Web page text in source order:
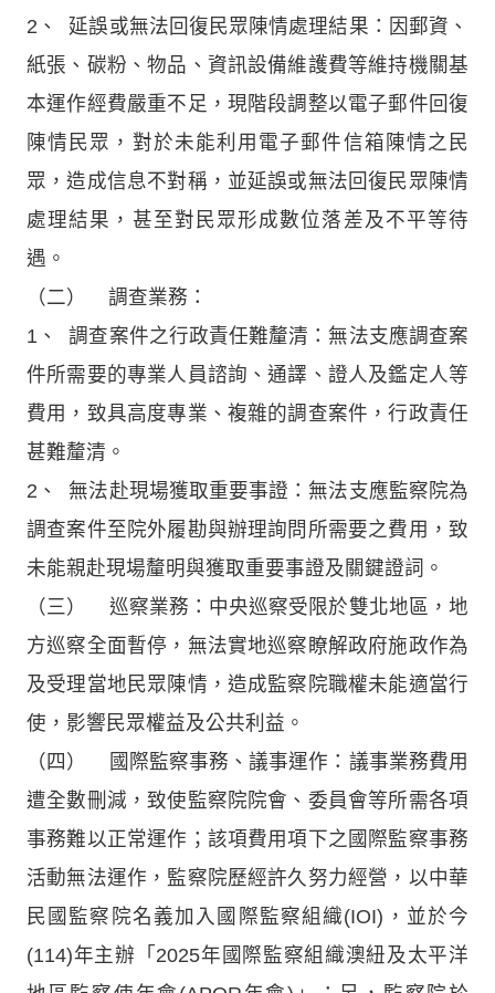
2、 延誤或無法回復民眾陳情處理結果：因郵資、
紙張、碳粉、物品、資訊設備維護費等維持機關基
本運作經費嚴重不足，現階段調整以電子郵件回復
陳情民眾，對於未能利用電子郵件信箱陳情之民
眾，造成信息不對稱，並延誤或無法回復民眾陳情
處理結果，甚至對民眾形成數位落差及不平等待
遇。
（二） 調查業務：
1、 調查案件之行政責任難釐清：無法支應調查案
件所需要的專業人員諮詢、通譯、證人及鑑定人等
費用，致具高度專業、複雜的調查案件，行政責任
甚難釐清。
2、 無法赴現場獲取重要事證：無法支應監察院為
調查案件至院外履勘與辦理詢問所需要之費用，致
未能親赴現場釐明與獲取重要事證及關鍵證詞。
（三） 巡察業務：中央巡察受限於雙北地區，地
方巡察全面暫停，無法實地巡察瞭解政府施政作為
及受理當地民眾陳情，造成監察院職權未能適當行
使，影響民眾權益及公共利益。
（四） 國際監察事務、議事運作：議事業務費用
遭全數刪減，致使監察院院會、委員會等所需各項
事務難以正常運作；該項費用項下之國際監察事務
活動無法運作，監察院歷經許久努力經營，以中華
民國監察院名義加入國際監察組織(IOI)，並於今
(114)年主辦「2025年國際監察組織澳紐及太平洋